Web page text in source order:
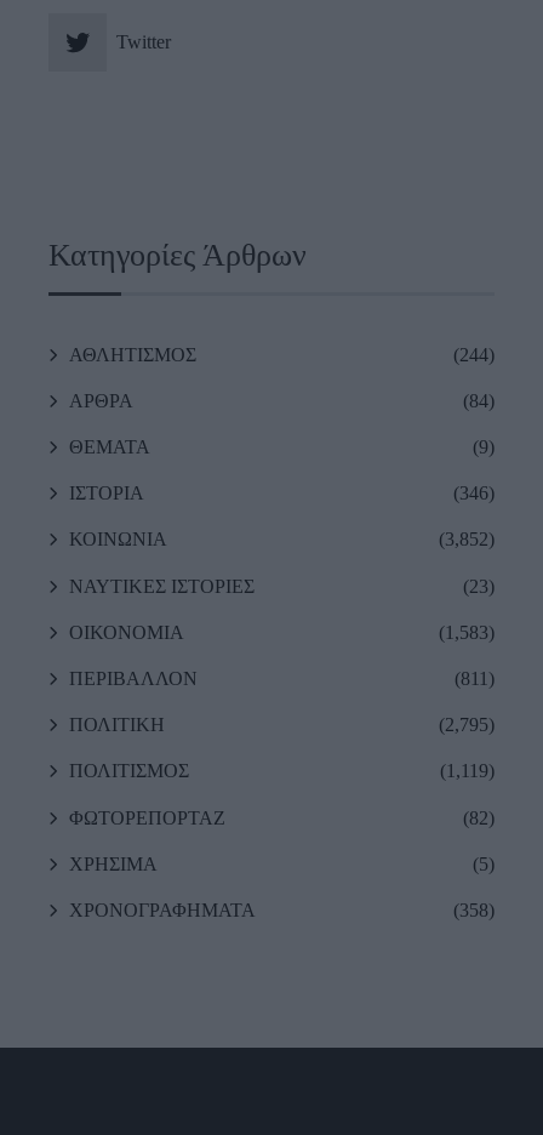
Twitter
Κατηγορίες Άρθρων
ΑΘΛΗΤΙΣΜΟΣ (244)
ΑΡΘΡΑ (84)
ΘΕΜΑΤΑ (9)
ΙΣΤΟΡΙΑ (346)
ΚΟΙΝΩΝΙΑ (3,852)
ΝΑΥΤΙΚΕΣ ΙΣΤΟΡΙΕΣ (23)
ΟΙΚΟΝΟΜΙΑ (1,583)
ΠΕΡΙΒΑΛΛΟΝ (811)
ΠΟΛΙΤΙΚΗ (2,795)
ΠΟΛΙΤΙΣΜΟΣ (1,119)
ΦΩΤΟΡΕΠΟΡΤΑΖ (82)
ΧΡΗΣΙΜΑ (5)
ΧΡΟΝΟΓΡΑΦΗΜΑΤΑ (358)